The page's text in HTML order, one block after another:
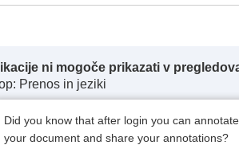
ni mogoče prikazati v
Prenos in jeziki
Did you know that after login you can annotate
your document and share your annotations?